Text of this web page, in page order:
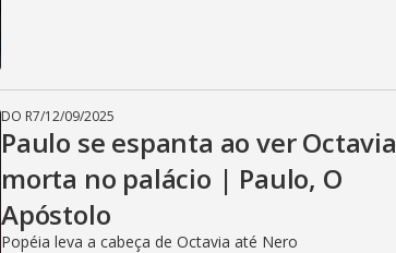
DO R7/12/09/2025
Paulo se espanta ao ver Octavia
morta no palácio | Paulo, O
Apóstolo
Popéia leva a cabeça de Octavia até Nero